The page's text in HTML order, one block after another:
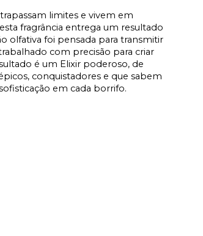
limites e vivem em
fragrância entrega um resultado
olfativa foi pensada para transmitir
com precisão para criar
é um Elixir poderoso, de
conquistadores e que sabem
em cada borrifo.